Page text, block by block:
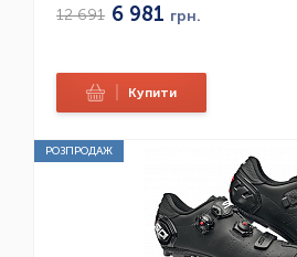
12 691 6 981 грн.
Купити
РОЗПРОДАЖ